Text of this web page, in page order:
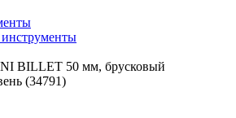
BILLET 50 мм, брусковый
(34791)